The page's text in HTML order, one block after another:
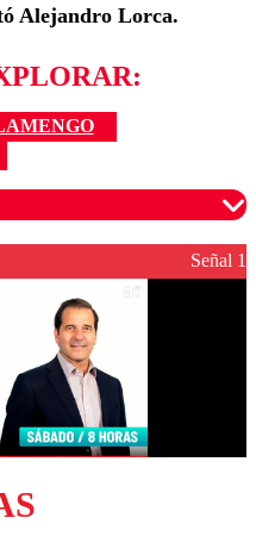
Alejandro Lorca.
para garantizar un
Señal 1